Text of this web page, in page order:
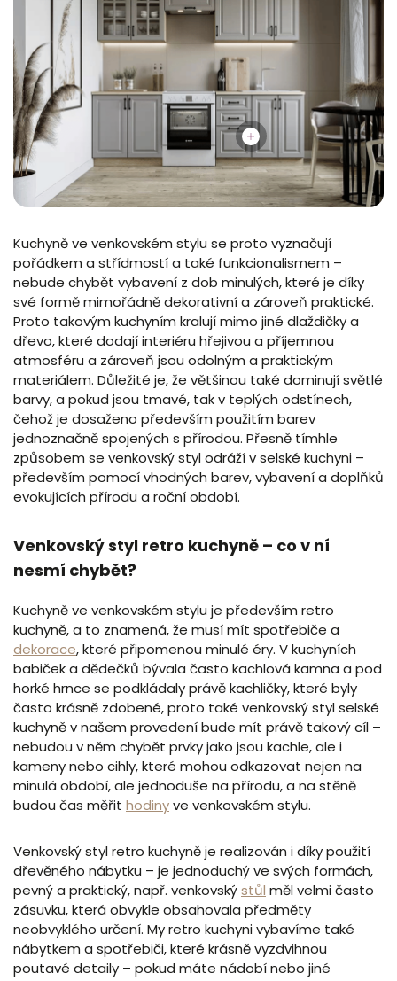
Kuchyně ve venkovském stylu se proto vyznačují
pořádkem a střídmostí a také funkcionalismem –
nebude chybět vybavení z dob minulých, které je díky
své formě mimořádně dekorativní a zároveň praktické.
Proto takovým kuchyním kralují mimo jiné dlaždičky a
dřevo, které dodají interiéru hřejivou a příjemnou
atmosféru a zároveň jsou odolným a praktickým
materiálem. Důležité je, že většinou také dominují světlé
barvy, a pokud jsou tmavé, tak v teplých odstínech,
čehož je dosaženo především použitím barev
jednoznačně spojených s přírodou. Přesně tímhle
způsobem se venkovský styl odráží v selské kuchyni –
především pomocí vhodných barev, vybavení a doplňků
evokujících přírodu a roční období.
Venkovský styl retro kuchyně – co v ní
nesmí chybět?
Kuchyně ve venkovském stylu je především retro
kuchyně, a to znamená, že musí mít spotřebiče a
dekorace, které připomenou minulé éry. V kuchyních
babiček a dědečků bývala často kachlová kamna a pod
horké hrnce se podkládaly právě kachličky, které byly
často krásně zdobené, proto také venkovský styl selské
kuchyně v našem provedení bude mít právě takový cíl –
nebudou v něm chybět prvky jako jsou kachle, ale i
kameny nebo cihly, které mohou odkazovat nejen na
minulá období, ale jednoduše na přírodu, a na stěně
budou čas měřit hodinyve venkovském stylu.
Venkovský styl retro kuchyně je realizován i díky použití
dřevěného nábytku – je jednoduchý ve svých formách,
pevný a praktický, např. venkovskýstůl měl velmi často
zásuvku, která obvykle obsahovala předměty
neobvyklého určení. My retro kuchyni vybavíme také
nábytkem a spotřebiči, které krásně vyzdvihnou
poutavé detaily – pokud máte nádobí nebo jiné